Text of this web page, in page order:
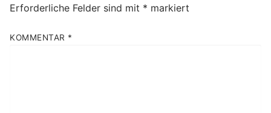
Erforderliche Felder sind mit * markiert
KOMMENTAR *